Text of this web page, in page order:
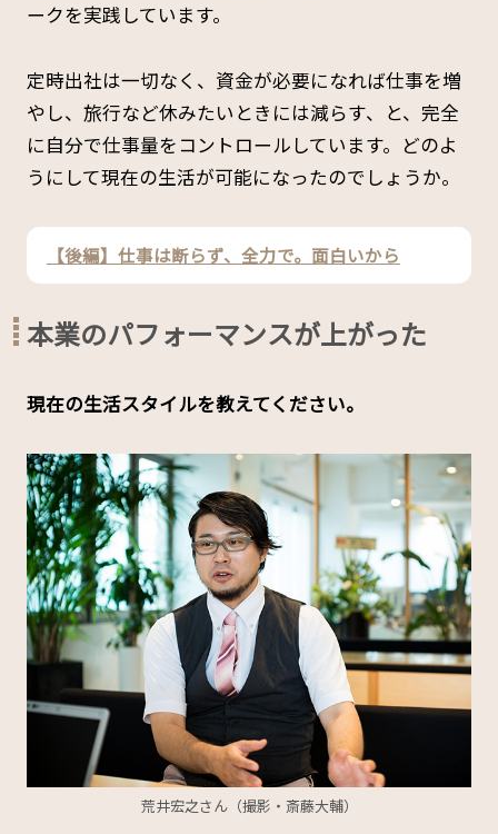
ークを実践しています。
定時出社は一切なく、資金が必要になれば仕事を増
やし、旅行など休みたいときには減らす、と、完全
に自分で仕事量をコントロールしています。どのよ
うにして現在の生活が可能になったのでしょうか。
【後編】仕事は断らず、全力で。面白いから
本業のパフォーマンスが上がった
――現在の生活スタイルを教えてください。
荒井宏之さん（撮影・斎藤大輔）